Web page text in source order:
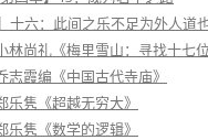
十六：此间之乐不足为外人道
林尚礼《梅里雪山：寻找十七
志霞编《中国古代寺庙》
乐隽《超越无穷大》
乐隽《数学的逻辑》